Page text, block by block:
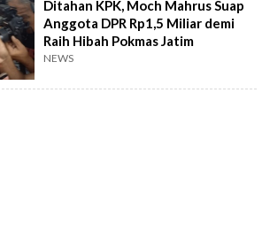
Ditahan KPK, Moch Mahrus Suap
Anggota DPR Rp1,5 Miliar demi
Raih Hibah Pokmas Jatim
NEWS